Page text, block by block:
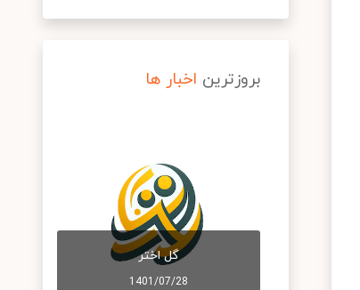
بروزترین اخبار ها
گل اختر
1401/07/28